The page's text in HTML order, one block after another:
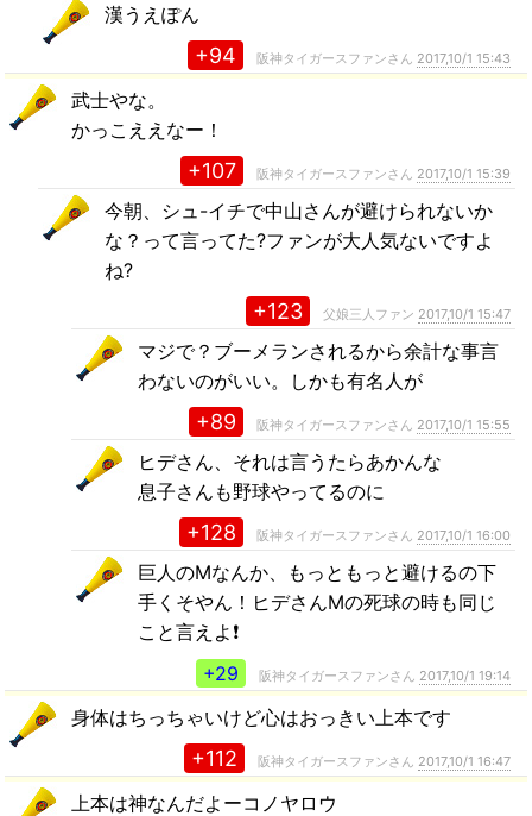
漢うえぽん
+94 阪神タイガースファンさん 2017,10/1 15:43
武士やな。
かっこええなー！
+107 阪神タイガースファンさん 2017,10/1 15:39
今朝、シュ-イチで中山さんが避けられないか
な？って言ってた?ファンが大人気ないですよ
ね?
+123 父娘三人ファン 2017,10/1 15:47
マジで？ブーメランされるから余計な事言
わないのがいい。しかも有名人が
+89 阪神タイガースファンさん 2017,10/1 15:55
ヒデさん、それは言うたらあかんな
息子さんも野球やってるのに
+128 阪神タイガースファンさん 2017,10/1 16:00
巨人のMなんか、もっともっと避けるの下
手くそやん！ヒデさんMの死球の時も同じ
こと言えよ❗️
+29
阪神タイガースファンさん 2017,10/1 19:14
身体はちっちゃいけど心はおっきい上本です
+112 阪神タイガースファンさん 2017,10/1 16:47
上本は神なんだよーコノヤロウ